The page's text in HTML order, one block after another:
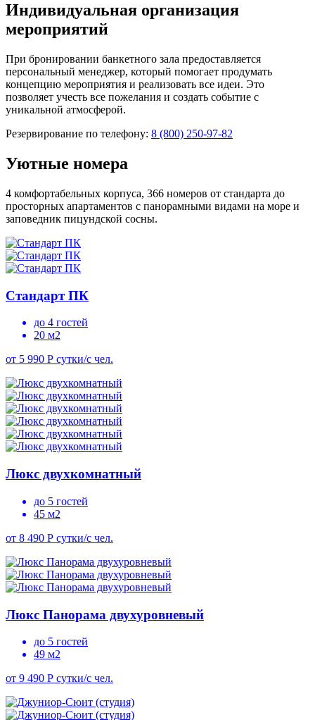
Индивидуальная организация
мероприятий
При бронировании банкетного зала предоставляется
персональный менеджер, который помогает продумать
концепцию мероприятия и реализовать все идеи. Это
позволяет учесть все пожелания и создать событие с
уникальной атмосферой.
Резервирование по телефону: 8 (800) 250-97-82
Уютные номера
4 комфортабельных корпуса, 366 номеров от стандарта до
просторных апартаментов с панорамными видами на море и
заповедник пицундской сосны.
Стандарт ПК
до 4 гостей
20 м2
от 5 990 Р сутки/с чел.
Люкс двухкомнатный
до 5 гостей
45 м2
от 8 490 Р сутки/с чел.
Люкс Панорама двухуровневый
до 5 гостей
49 м2
от 9 490 Р сутки/с чел.